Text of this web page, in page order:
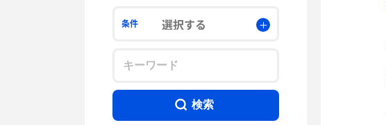
条件 選択する
検索